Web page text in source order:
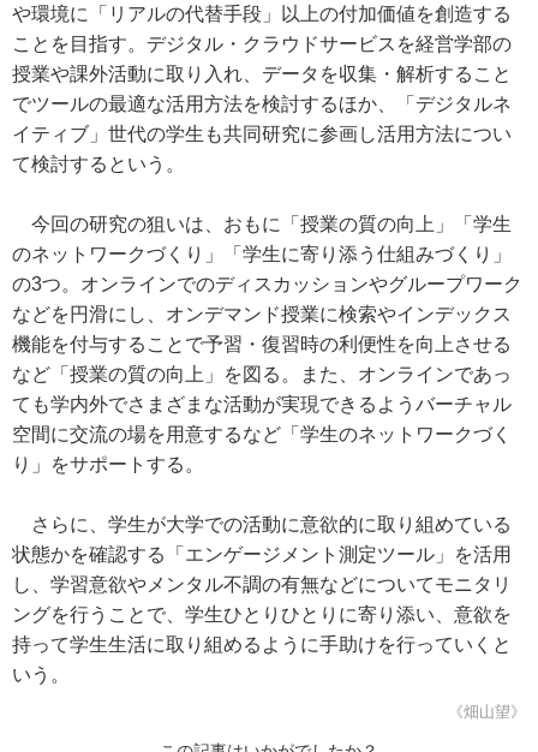
や環境に「リアルの代替手段」以上の付加価値を創造する
ことを目指す。デジタル・クラウドサービスを経営学部の
授業や課外活動に取り入れ、データを収集・解析すること
でツールの最適な活用方法を検討するほか、「デジタルネ
イティブ」世代の学生も共同研究に参画し活用方法につい
て検討するという。
今回の研究の狙いは、おもに「授業の質の向上」「学生
のネットワークづくり」「学生に寄り添う仕組みづくり」
の3つ。オンラインでのディスカッションやグループワーク
などを円滑にし、オンデマンド授業に検索やインデックス
機能を付与することで予習・復習時の利便性を向上させる
など「授業の質の向上」を図る。また、オンラインであっ
ても学内外でさまざまな活動が実現できるようバーチャル
空間に交流の場を用意するなど「学生のネットワークづく
り」をサポートする。
さらに、学生が大学での活動に意欲的に取り組めている
状態かを確認する「エンゲージメント測定ツール」を活用
し、学習意欲やメンタル不調の有無などについてモニタリ
ングを行うことで、学生ひとりひとりに寄り添い、意欲を
持って学生生活に取り組めるように手助けを行っていくと
いう。
《畑山望》